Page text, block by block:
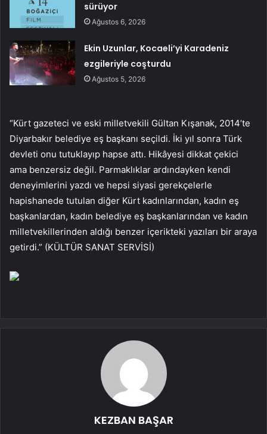
sürüyor
Ağustos 6, 2026
Ekin Uzunlar, Kocaeli’yi Karadeniz
ezgileriyle coşturdu
Ağustos 5, 2026
“Kürt gazeteci ve eski milletvekili Gültan Kışanak, 2014’te
Diyarbakır belediye eş başkanı seçildi. İki yıl sonra Türk
devleti onu tutuklayıp hapse attı. Hikâyesi dikkat çekici
ama benzersiz değil. Parmaklıklar ardındayken kendi
deneyimlerini yazdı ve hepsi siyasi gerekçelerle
hapishanede tutulan diğer Kürt kadınlarından, kadın eş
başkanlardan, kadın belediye eş başkanlarından ve kadın
milletvekillerinden aldığı benzer içerikteki yazıları bir araya
getirdi.” (KÜLTÜR SANAT SERVİSİ)
KEZBAN BAŞAR